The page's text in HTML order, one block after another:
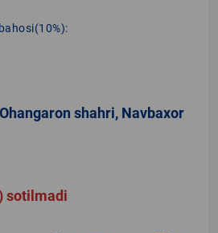
shahri, Navbaxor
sotilmadi